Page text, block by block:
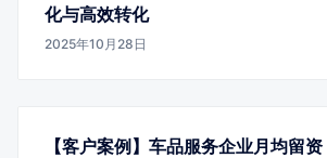
化与高效转化
2025年10月28日
【客户案例】车品服务企业月均留资